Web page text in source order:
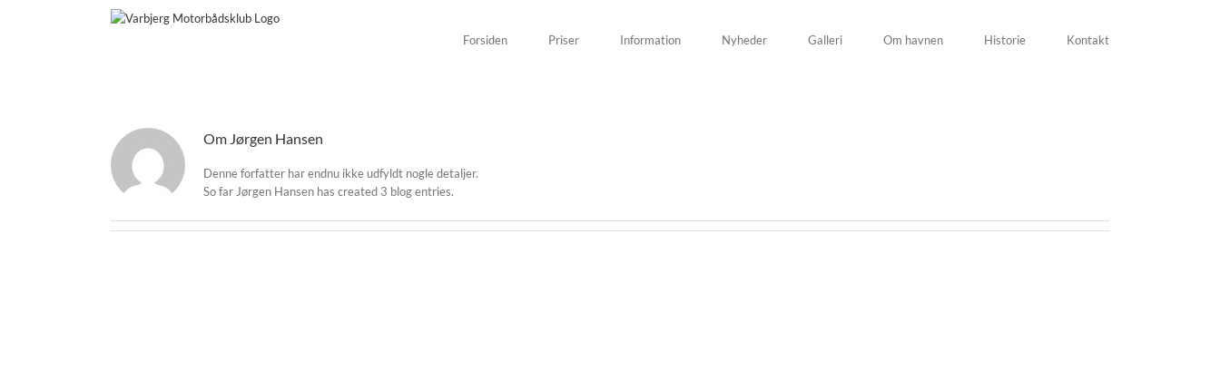
Forsiden Priser Information Nyheder Galleri Om havnen Historie Kontakt
Om Jørgen Hansen
Denne forfatter har endnu ikke udfyldt nogle detaljer.
So far Jørgen Hansen has created 3 blog entries.